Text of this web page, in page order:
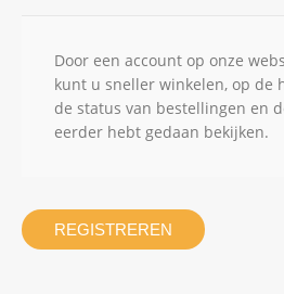
Door een account op onze
kunt u sneller winkelen, op de
de status van bestellingen en
eerder hebt gedaan bekijken.
REGISTREREN